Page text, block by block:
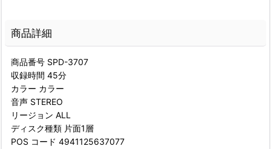
商品詳細
商品番号 SPD-3707
収録時間 45分
カラー カラー
音声 STEREO
リージョン ALL
ディスク種類 片面1層
POS コード 4941125637077